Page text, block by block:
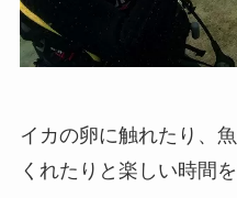
イカの卵に触れたり、
くれたりと楽しい時間